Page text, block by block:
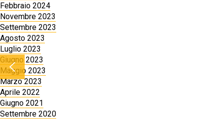
Febbraio 2024
Novembre 2023
Settembre 2023
Agosto 2023
Luglio 2023
Giugno 2023
Maggio 2023
Marzo 2023
Aprile 2022
Giugno 2021
Settembre 2020